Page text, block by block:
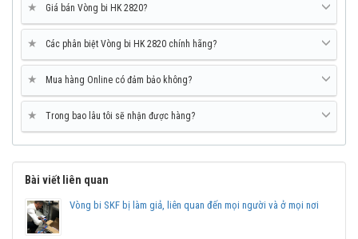
★ Giá bán Vòng bi HK 2820?
★ Các phân biệt Vòng bi HK 2820 chính hãng?
★ Mua hàng Online có đảm bảo không?
★ Trong bao lâu tôi sẽ nhận được hàng?
Bài viết liên quan
Vòng bi SKF bị làm giả, liên quan đến mọi người và ở mọi nơi